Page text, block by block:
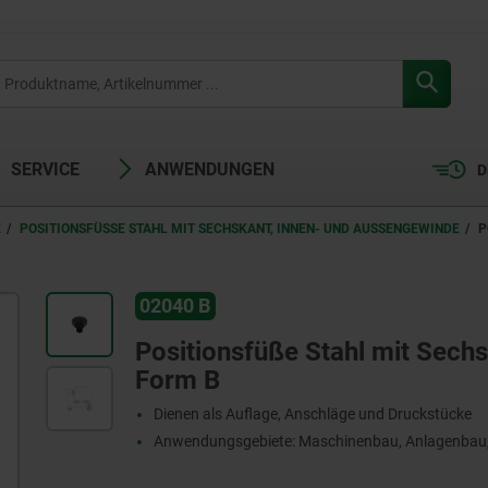
SERVICE ANWENDUNGEN
POSITIONSFÜSSE STAHL MIT SECHSKANT, INNEN- UND AUSSENGEWINDE
02040 B
Positionsfüße Stahl mit
Form B
Dienen als Auflage, Anschläge und Druckstücke
Anwendungsgebiete: Maschinenbau,